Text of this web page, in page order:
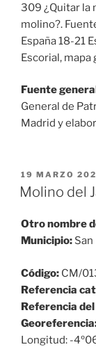
309 ¿Quitar la
molino?.
España 18-21
Escorial, mapa
Fuente
General de
Madrid y
PUBLICADO
EL
19 MARZO
Molino del
Otro nombre
Municipio:
Código: CM/
Referencia
Referencia
Longitud: -